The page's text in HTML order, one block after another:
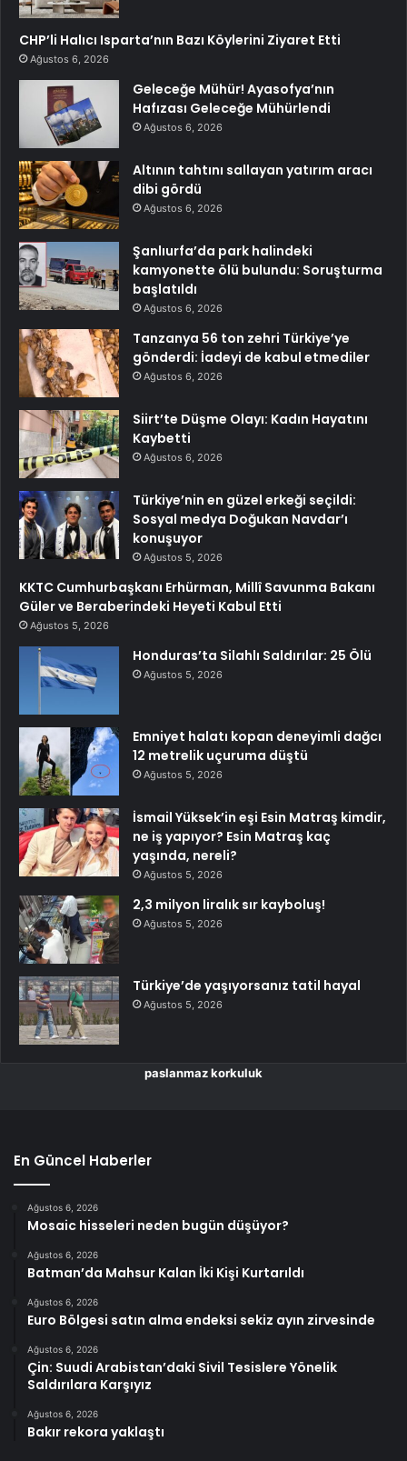
CHP’li Halıcı Isparta’nın Bazı Köylerini Ziyaret Etti
Ağustos 6, 2026
Geleceğe Mühür! Ayasofya’nın
Hafızası Geleceğe Mühürlendi
Ağustos 6, 2026
Altının tahtını sallayan yatırım aracı
dibi gördü
Ağustos 6, 2026
Şanlıurfa’da park halindeki
kamyonette ölü bulundu: Soruşturma
başlatıldı
Ağustos 6, 2026
Tanzanya 56 ton zehri Türkiye’ye
gönderdi: İadeyi de kabul etmediler
Ağustos 6, 2026
Siirt’te Düşme Olayı: Kadın Hayatını
Kaybetti
Ağustos 6, 2026
Türkiye’nin en güzel erkeği seçildi:
Sosyal medya Doğukan Navdar’ı
konuşuyor
Ağustos 5, 2026
KKTC Cumhurbaşkanı Erhürman, Millî Savunma Bakanı
Güler ve Beraberindeki Heyeti Kabul Etti
Ağustos 5, 2026
Honduras’ta Silahlı Saldırılar: 25 Ölü
Ağustos 5, 2026
Emniyet halatı kopan deneyimli dağcı
12 metrelik uçuruma düştü
Ağustos 5, 2026
İsmail Yüksek’in eşi Esin Matraş kimdir,
ne iş yapıyor? Esin Matraş kaç
yaşında, nereli?
Ağustos 5, 2026
2,3 milyon liralık sır kayboluş!
Ağustos 5, 2026
Türkiye’de yaşıyorsanız tatil hayal
Ağustos 5, 2026
paslanmaz korkuluk
En Güncel Haberler
Ağustos 6, 2026
Mosaic hisseleri neden bugün düşüyor?
Ağustos 6, 2026
Batman’da Mahsur Kalan İki Kişi Kurtarıldı
Ağustos 6, 2026
Euro Bölgesi satın alma endeksi sekiz ayın zirvesinde
Ağustos 6, 2026
Çin: Suudi Arabistan’daki Sivil Tesislere Yönelik
Saldırılara Karşıyız
Ağustos 6, 2026
Bakır rekora yaklaştı